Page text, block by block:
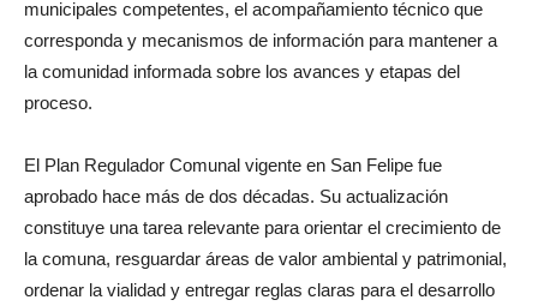
municipales competentes, el acompañamiento técnico que
corresponda y mecanismos de información para mantener a
la comunidad informada sobre los avances y etapas del
proceso.
El Plan Regulador Comunal vigente en San Felipe fue
aprobado hace más de dos décadas. Su actualización
constituye una tarea relevante para orientar el crecimiento de
la comuna, resguardar áreas de valor ambiental y patrimonial,
ordenar la vialidad y entregar reglas claras para el desarrollo